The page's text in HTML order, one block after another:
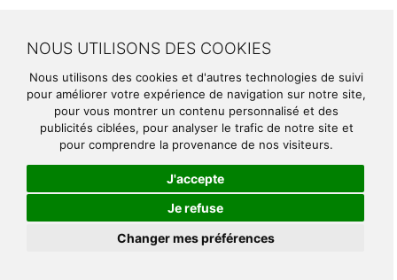
NOUS UTILISONS DES COOKIES
Nous utilisons des cookies et d'autres technologies de suivi
pour améliorer votre expérience de navigation sur notre site,
pour vous montrer un contenu personnalisé et des
publicités ciblées, pour analyser le trafic de notre site et
pour comprendre la provenance de nos visiteurs.
J'accepte
Je refuse
Changer mes préférences